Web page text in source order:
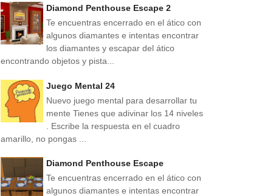
Diamond Penthouse Escape 2
Te encuentras encerrado en el ático con
algunos diamantes e intentas encontrar
los diamantes y escapar del ático
encontrando objetos y pista...
Juego Mental 24
Nuevo juego mental para desarrollar tu
mente Tienes que adivinar los 14 niveles
. Escribe la respuesta en el cuadro
amarillo, no pongas ...
Diamond Penthouse Escape
Te encuentras encerrado en el ático con
algunos diamantes e intentas encontrar